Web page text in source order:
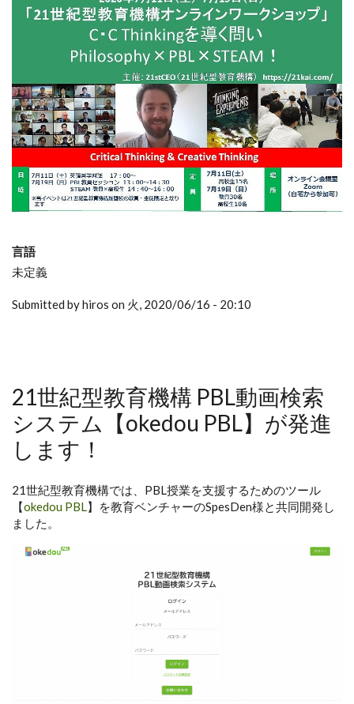
言語
未定義
Submitted by hiros on 火, 2020/06/16 - 20:10
21世紀型教育機構 PBL動画検索
システム【okedou PBL】が発進
します！
21世紀型教育機構では、PBL授業を支援するためのツール
【okedou PBL】を教育ベンチャーのSpesDen様と共同開発し
ました。